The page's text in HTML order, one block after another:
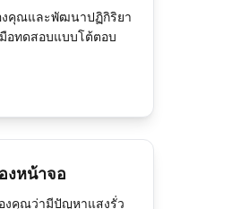
งคุณและพัฒนาปฏิกิริยา
อทดสอบแบบโต้ตอบ
งหน้าจอ
งคุณว่ามีปัญหาแสงรั่ว